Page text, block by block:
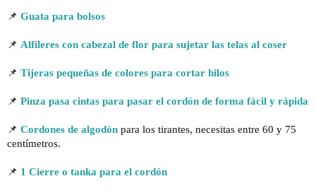
📌 Guata para bolsos
📌 Alfileres con cabezal de flor para sujetar las telas al coser
📌 Tijeras pequeñas de colores para cortar hilos
📌 Pinza pasa cintas para pasar el cordón de forma fácil y rápida
📌 Cordones de algodón para los tirantes, necesitas entre 60 y 75
centímetros.
📌 1 Cierre o tanka para el cordón